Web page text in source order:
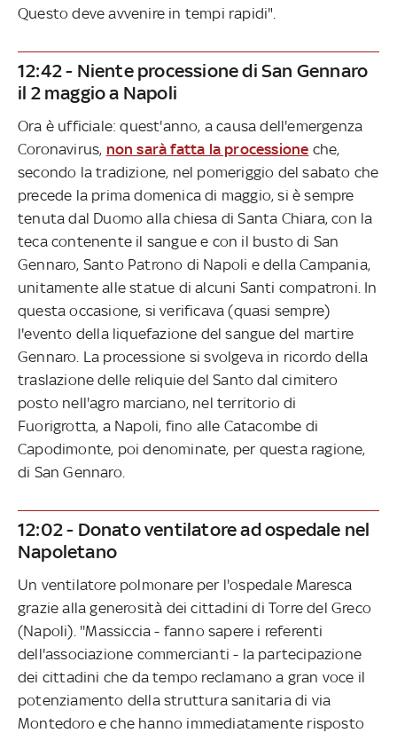
Questo deve avvenire in tempi rapidi".
12:42 - Niente processione di San Gennaro
il 2 maggio a Napoli
Ora è ufficiale: quest'anno, a causa dell'emergenza
Coronavirus, non sarà fatta la processione che,
secondo la tradizione, nel pomeriggio del sabato che
precede la prima domenica di maggio, si è sempre
tenuta dal Duomo alla chiesa di Santa Chiara, con la
teca contenente il sangue e con il busto di San
Gennaro, Santo Patrono di Napoli e della Campania,
unitamente alle statue di alcuni Santi compatroni. In
questa occasione, si verificava (quasi sempre)
l'evento della liquefazione del sangue del martire
Gennaro. La processione si svolgeva in ricordo della
traslazione delle reliquie del Santo dal cimitero
posto nell'agro marciano, nel territorio di
Fuorigrotta, a Napoli, fino alle Catacombe di
Capodimonte, poi denominate, per questa ragione,
di San Gennaro.
12:02 - Donato ventilatore ad ospedale nel
Napoletano
Un ventilatore polmonare per l'ospedale Maresca
grazie alla generosità dei cittadini di Torre del Greco
(Napoli). ''Massiccia - fanno sapere i referenti
dell'associazione commercianti - la partecipazione
dei cittadini che da tempo reclamano a gran voce il
potenziamento della struttura sanitaria di via
Montedoro e che hanno immediatamente risposto